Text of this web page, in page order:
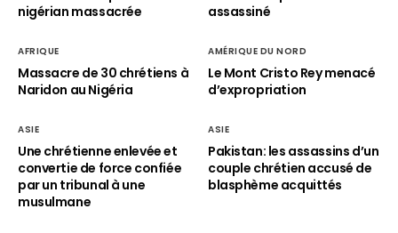
nigérian massacrée
assassiné
AFRIQUE
Massacre de 30 chrétiens à
Naridon au Nigéria
AMÉRIQUE DU NORD
Le Mont Cristo Rey menacé
d’expropriation
ASIE
Une chrétienne enlevée et
convertie de force confiée
par un tribunal à une
musulmane
ASIE
Pakistan: les assassins d’un
couple chrétien accusé de
blasphème acquittés